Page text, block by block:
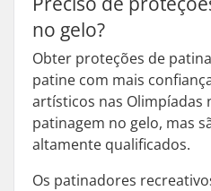
no gelo?
Obter proteções de
patine com mais
artísticos nas Olimpíadas
patinagem no gelo, mas
altamente qualificados.
Os patinadores